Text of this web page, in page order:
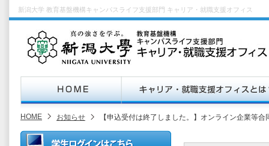
新潟大学 教育基盤機構キャンパスライフ支援部門 キャリア・就職支援オフィス
HOME お知らせ 【申込受付は終了しました。】オンライン企業等